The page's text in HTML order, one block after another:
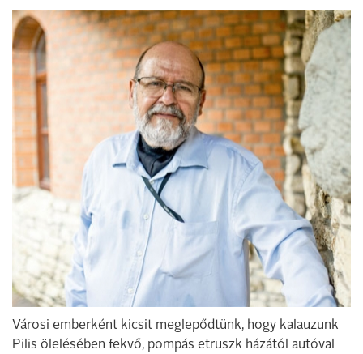
Városi emberként kicsit meglepődtünk, hogy kalauzunk
Pilis ölelésében fekvő, pompás etruszk házától autóval